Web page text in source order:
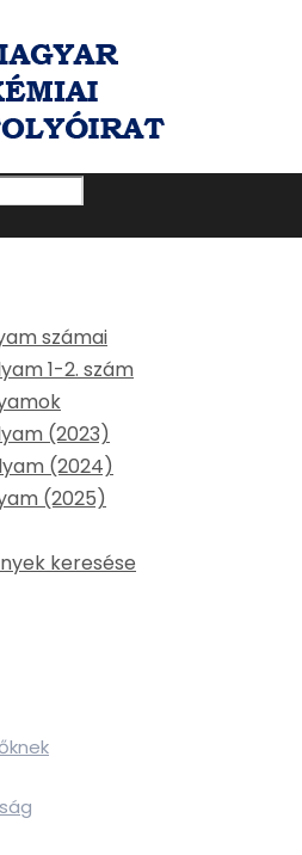
számai
1-2. szám
(2023)
(2024)
(2025)
keresése